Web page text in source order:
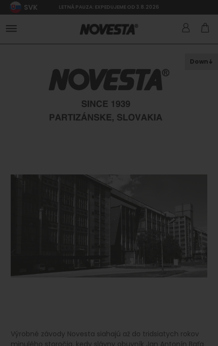
SVK LETNÁ PAUZA: EXPEDUJEME OD 3.8.2026
Výrobné závody Novesta siahajú až do tridsiatych rokov
Down